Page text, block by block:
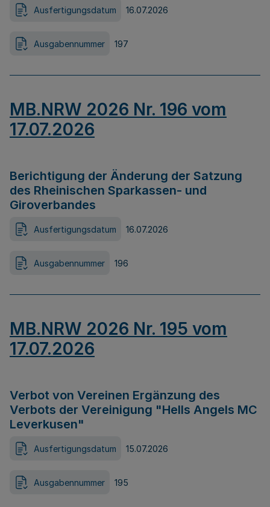
Ausfertigungsdatum 16.07.2026
Ausgabennummer 197
MB.NRW 2026 Nr. 196 vom
17.07.2026
Berichtigung der Änderung der Satzung
des Rheinischen Sparkassen- und
Giroverbandes
Ausfertigungsdatum 16.07.2026
Ausgabennummer 196
MB.NRW 2026 Nr. 195 vom
17.07.2026
Verbot von Vereinen Ergänzung des
Verbots der Vereinigung "Hells Angels MC
Leverkusen"
Ausfertigungsdatum 15.07.2026
Ausgabennummer 195